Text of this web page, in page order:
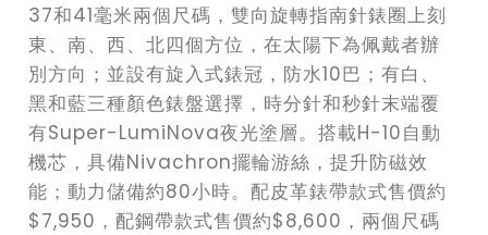
37和41毫米兩個尺碼，雙向旋轉指南針錶圈上刻
東、南、西、北四個方位，在太陽下為佩戴者辦
別方向；並設有旋入式錶冠，防水10巴；有白、
黑和藍三種顏色錶盤選擇，時分針和秒針末端覆
有Super-LumiNova夜光塗層。搭載H-10自動
機芯，具備Nivachron擺輪游絲，提升防磁效
能；動力儲備約80小時。配皮革錶帶款式售價約
$7,950，配鋼帶款式售價約$8,600，兩個尺碼